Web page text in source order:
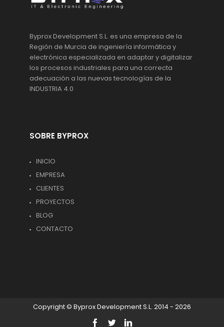
Byprox Development S.L. es una empresa de la
Región de Murcia de ingeniería informática y
electrónica especializada en adaptar y digitalizar
los procesos industriales para una correcta
adecuación a las nuevas tecnologías de la
INDUSTRIA 4.0
SOBRE BYPROX
INICIO
EMPRESA
CLIENTES
PROYECTOS
BLOG
CONTACTO
Copyright © Byprox Development S.L. 2014 - 2026